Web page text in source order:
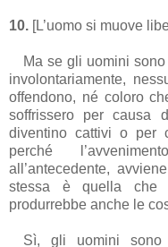
10. [L’uomo si muove
Ma se gli uomini
involontariamente,
offendono, né coloro
soffrissero per
diventino cattivi o per
perché
all’antecedente,
stessa è quella che
produrrebbe anche le
Sì, gli uomini sono